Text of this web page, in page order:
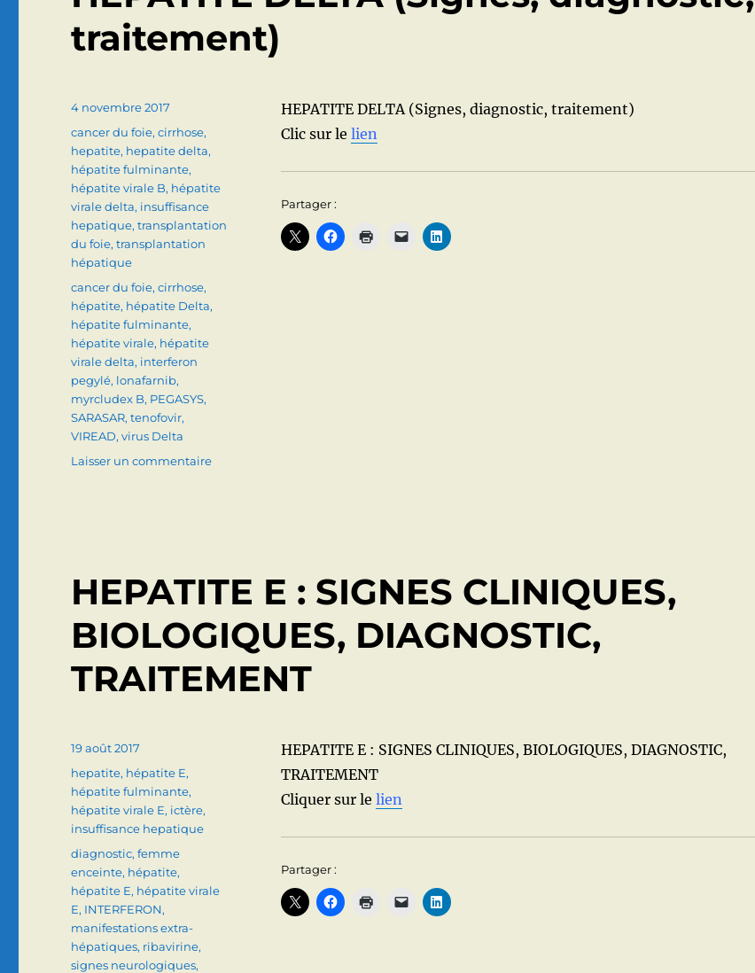
traitement)
HEPATITE DELTA (Signes, diagnostic, traitement)
Clic sur le lien
Partager :
Publié
4 novembre 2017
Catégories
cancer du foie,cirrhose,
hepatite, hepatite delta,
hépatite fulminante,
hépatite virale B, hépatite
virale delta, insuffisance
hepatique,transplantation
du foie,transplantation
hépatique
Étiquettes
cancer du foie,cirrhose,
hépatite, hépatite Delta,
hépatite fulminante,
hépatite virale, hépatite
virale delta, interferon
pegylé, lonafarnib,
myrcludex B, PEGASYS,
SARASAR,tenofovir,
VIREAD,virus Delta
Laisser un commentairesur
HEPATITE E : SIGNES CLINIQUES,
BIOLOGIQUES, DIAGNOSTIC,
TRAITEMENT
HEPATITE E : SIGNES CLINIQUES, BIOLOGIQUES, DIAGNOSTIC,
TRAITEMENT
Cliquer sur le lien
Partager :
Publié
le
19 août 2017
Catégories
hepatite, hépatite E,
hépatite fulminante,
hépatite virale E, ictère,
insuffisance hepatique
Étiquettes
diagnostic,femme
enceinte, hépatite,
hépatite E, hépatite virale
E, INTERFERON,
manifestations extra-
hépatiques, ribavirine,
signes neurologiques,